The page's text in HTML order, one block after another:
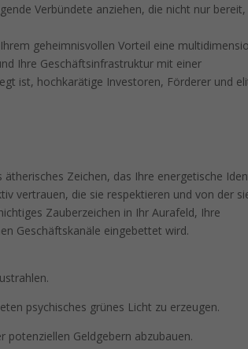
Verbündete anziehen, die nicht nur
geheimnisvollen Vorteil eine
Ihre Geschäftsinfrastruktur mit einer
ist, hochkarätige Investoren, Förderer und
Zeichen, das Ihre energetische
vertrauen, die sie respektieren und von der
Zauberzeichen in Ihr Aurafeld, Ihre
Geschäftskanäle eingebettet wird.
psychisches grünes Licht zu erzeugen.
Geldgebern abzubauen.